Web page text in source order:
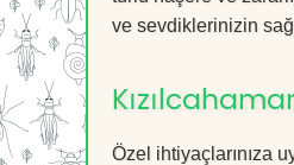
ve sevdiklerinizin
Özel ihtiyaçlarınıza